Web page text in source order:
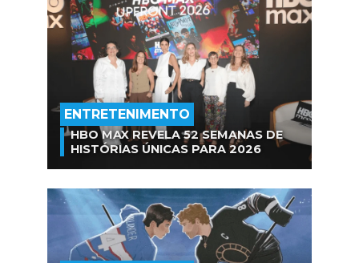
ENTRETENIMENTO
HBO MAX REVELA 52 SEMANAS DE
HISTÓRIAS ÚNICAS PARA 2026